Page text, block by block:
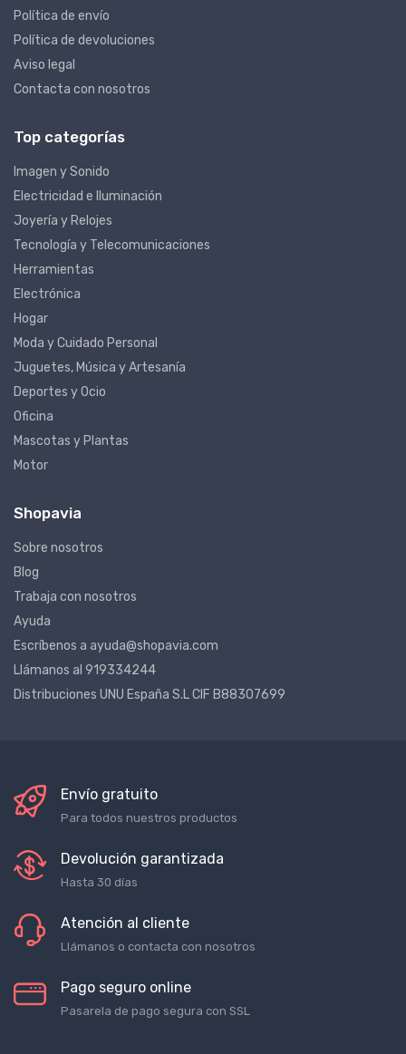
Política de envío
Política de devoluciones
Aviso legal
Contacta con nosotros
Top categorías
Imagen y Sonido
Electricidad e Iluminación
Joyería y Relojes
Tecnología y Telecomunicaciones
Herramientas
Electrónica
Hogar
Moda y Cuidado Personal
Juguetes, Música y Artesanía
Deportes y Ocio
Oficina
Mascotas y Plantas
Motor
Shopavia
Sobre nosotros
Blog
Trabaja con nosotros
Ayuda
Escríbenos a ayuda@shopavia.com
Llámanos al 919334244
Distribuciones UNU España S.L CIF B88307699
Envío gratuito
Para todos nuestros productos
Devolución garantizada
Hasta 30 días
Atención al cliente
Llámanos o contacta con nosotros
Pago seguro online
Pasarela de pago segura con SSL